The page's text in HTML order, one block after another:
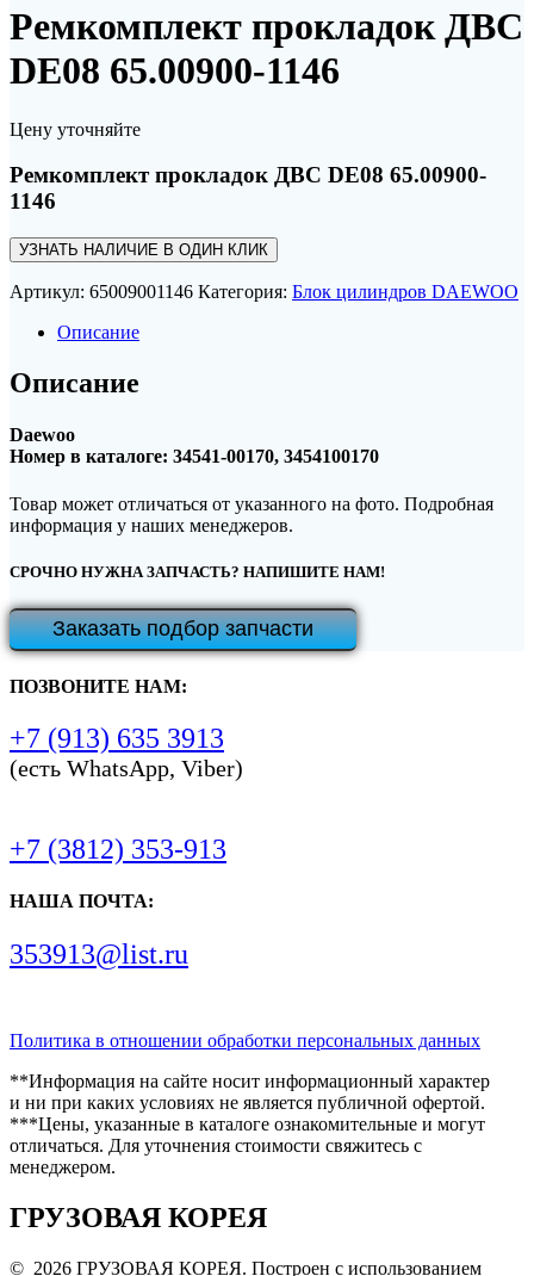
Ремкомплект прокладок ДВС
DE08 65.00900-1146
Цену уточняйте
Ремкомплект прокладок ДВС DE08 65.00900-
1146
УЗНАТЬ НАЛИЧИЕ В ОДИН КЛИК
Артикул: 65009001146 Категория: Блок цилиндров DAEWOO
Описание
Описание
Daewoo
Номер в каталоге: 34541-00170, 3454100170
Товар может отличаться от указанного на фото. Подробная
информация у наших менеджеров.
СРОЧНО НУЖНА ЗАПЧАСТЬ? НАПИШИТЕ НАМ!
Заказать подбор запчасти
ПОЗВОНИТЕ НАМ:
+7 (913) 635 3913
(есть WhatsApp, Viber)
+7 (3812) 353-913
НАША ПОЧТА:
353913@list.ru
Политика в отношении обработки персональных данных
**Информация на сайте носит информационный характер
и ни при каких условиях не является публичной офертой.
***Цены, указанные в каталоге ознакомительные и могут
отличаться. Для уточнения стоимости свяжитесь с
менеджером.
ГРУЗОВАЯ КОРЕЯ
© 2026 ГРУЗОВАЯ КОРЕЯ. Построен с использованием